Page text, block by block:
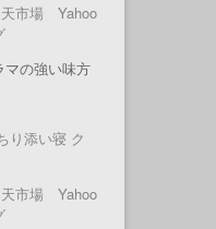
市場
Yahoo
マの強い味方
り添い寝 ク
市場
Yahoo